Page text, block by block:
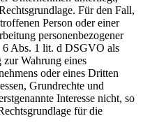
Für den Fall,
Person oder einer
personenbezogener
6 Abs. 1 lit. d DSGVO als
zur Wahrung eines
oder eines Dritten
Grundrechte und
Interesse nicht, so
für die